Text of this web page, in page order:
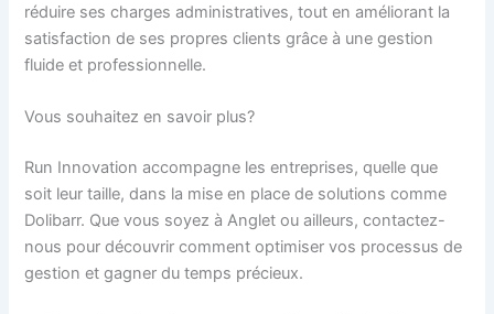
réduire ses charges administratives, tout en améliorant la
satisfaction de ses propres clients grâce à une gestion
fluide et professionnelle.
Vous souhaitez en savoir plus?
Run Innovation accompagne les entreprises, quelle que
soit leur taille, dans la mise en place de solutions comme
Dolibarr. Que vous soyez à Anglet ou ailleurs, contactez-
nous pour découvrir comment optimiser vos processus de
gestion et gagner du temps précieux.